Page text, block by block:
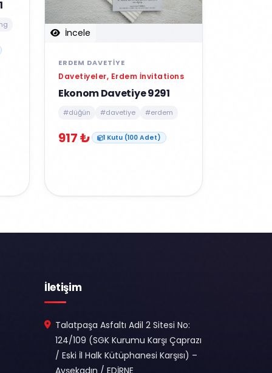
İncele
ERDEM DAVETIYE
Davetiyeler, Erdem İnvitations
Ekonom Davetiye 9291
#düğün #davetiye #erdem
917 ₺ 1 Kutu (100 Adet)
İletişim
Talatpaşa Asfaltı Adil 2 Sitesi No:
124/109 (SGK Kurumu Karşı Çaprazı
/ Eski İl Halk Kütüphanesi Karşısı) –